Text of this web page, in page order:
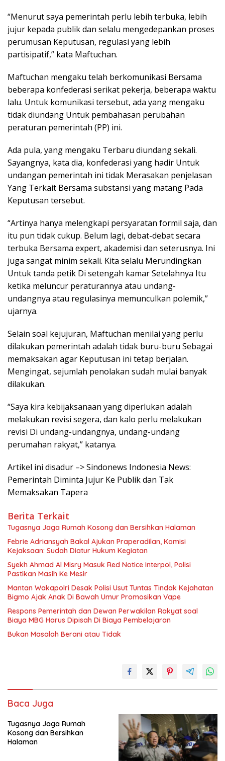
“Menurut saya pemerintah perlu lebih terbuka, lebih
jujur kepada publik dan selalu mengedepankan proses
perumusan Keputusan, regulasi yang lebih
partisipatif,” kata Maftuchan.
Maftuchan mengaku telah berkomunikasi Bersama
beberapa konfederasi serikat pekerja, beberapa waktu
lalu. Untuk komunikasi tersebut, ada yang mengaku
tidak diundang Untuk pembahasan perubahan
peraturan pemerintah (PP) ini.
Ada pula, yang mengaku Terbaru diundang sekali.
Sayangnya, kata dia, konfederasi yang hadir Untuk
undangan pemerintah ini tidak Merasakan penjelasan
Yang Terkait Bersama substansi yang matang Pada
Keputusan tersebut.
“Artinya hanya melengkapi persyaratan formil saja, dan
itu pun tidak cukup. Belum lagi, debat-debat secara
terbuka Bersama expert, akademisi dan seterusnya. Ini
juga sangat minim sekali. Kita selalu Merundingkan
Untuk tanda petik Di setengah kamar Setelahnya Itu
ketika meluncur peraturannya atau undang-
undangnya atau regulasinya memunculkan polemik,”
ujarnya.
Selain soal kejujuran, Maftuchan menilai yang perlu
dilakukan pemerintah adalah tidak buru-buru Sebagai
memaksakan agar Keputusan ini tetap berjalan.
Mengingat, sejumlah penolakan sudah mulai banyak
dilakukan.
“Saya kira kebijaksanaan yang diperlukan adalah
melakukan revisi segera, dan kalo perlu melakukan
revisi Di undang-undangnya, undang-undang
perumahan rakyat,” katanya.
Artikel ini disadur –> Sindonews Indonesia News:
Pemerintah Diminta Jujur Ke Publik dan Tak
Memaksakan Tapera
Berita Terkait
Tugasnya Jaga Rumah Kosong dan Bersihkan Halaman
Febrie Adriansyah Bakal Ajukan Praperadilan, Komisi
Kejaksaan: Sudah Diatur Hukum Kegiatan
Syekh Ahmad Al Misry Masuk Red Notice Interpol, Polisi
Pastikan Masih Ke Mesir
Mantan Wakapolri Desak Polisi Usut Tuntas Tindak Kejahatan
Bigmo Ajak Anak Di Bawah Umur Promosikan Vape
Respons Pemerintah dan Dewan Perwakilan Rakyat soal
Biaya MBG Harus Dipisah Di Biaya Pembelajaran
Bukan Masalah Berani atau Tidak
Baca Juga
Tugasnya Jaga Rumah
Kosong dan Bersihkan
Halaman